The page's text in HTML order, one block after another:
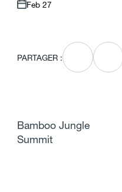
Feb 27
PARTAGER :
Bamboo Jungle
Summit